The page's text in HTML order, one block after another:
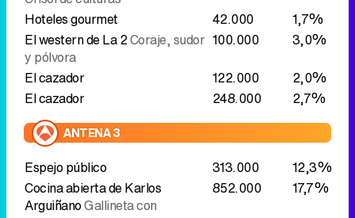
ANTENA 3
Espejo público
Cocina abierta de Karlos
ArguiñanoGallineta con
852.000 17,7%
La ruleta de la suerte 21,2%
CUATRO
Love Shopping TV